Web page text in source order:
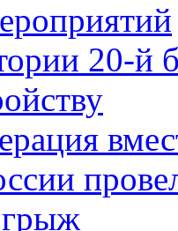
20-й
грыж